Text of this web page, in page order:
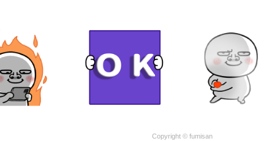
Copyright © fumisan